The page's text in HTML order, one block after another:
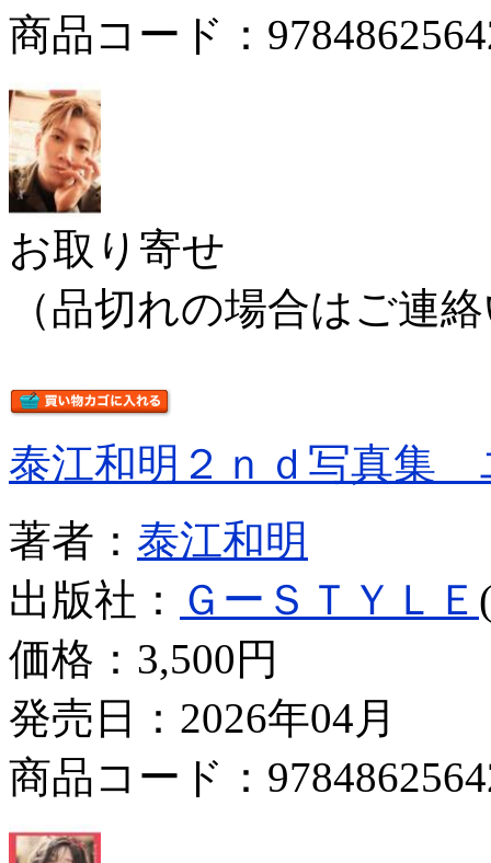
商品コード：
お取り寄せ
（品切れの場合はご連
泰江和明２ｎｄ写真集
著者： 泰江和明
出版社： ＧーＳＴＹＬＥ
価格： 3,500円
発売日：2026年04月
商品コード：